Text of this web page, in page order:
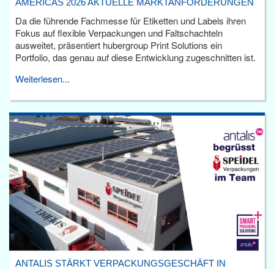
Da die führende Fachmesse für Etiketten und Labels ihren
Fokus auf flexible Verpackungen und Faltschachteln
ausweitet, präsentiert hubergroup Print Solutions ein
Portfolio, das genau auf diese Entwicklung zugeschnitten ist.
Weiterlesen...
ANTALIS STÄRKT VERPACKUNGSGESCHÄFT IN